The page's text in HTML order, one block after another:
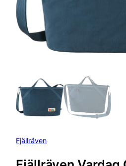
Fjällräven